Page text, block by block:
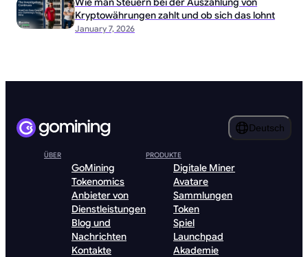
January 7, 2026
Kryptowährungen zahlt und ob sich das lohnt
Deutsch
ÜBER
GoMining
Tokenomics
Anbieter von
Dienstleistungen
Blog und
Nachrichten
Kontakte
PRODUKTE
Digitale Miner
Avatare
Sammlungen
Token
Spiel
Launchpad
Akademie